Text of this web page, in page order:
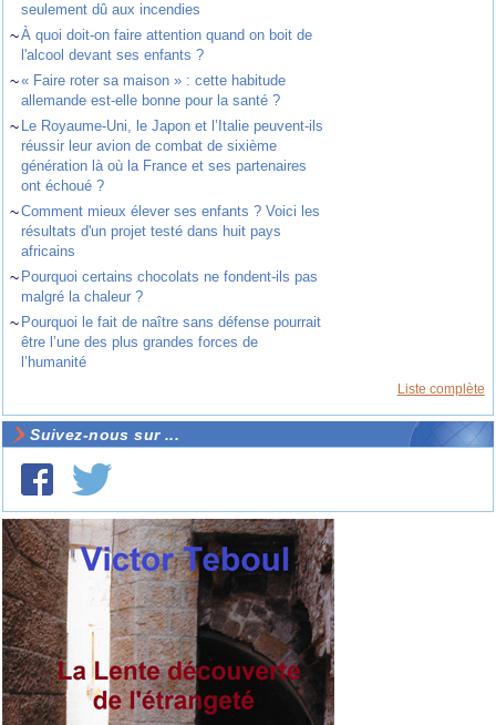
seulement dû aux incendies
~À quoi doit-on faire attention quand on boit de
l'alcool devant ses enfants ?
~« Faire roter sa maison » : cette habitude
allemande est-elle bonne pour la santé ?
~ Le Royaume-Uni, le Japon et l’Italie peuvent-ils
réussir leur avion de combat de sixième
génération là où la France et ses partenaires
ont échoué ?
~Comment mieux élever ses enfants ? Voici les
résultats d'un projet testé dans huit pays
africains
~ Pourquoi certains chocolats ne fondent-ils pas
malgré la chaleur ?
~ Pourquoi le fait de naître sans défense pourrait
être l’une des plus grandes forces de
l’humanité
Liste complète
Suivez-nous sur ...